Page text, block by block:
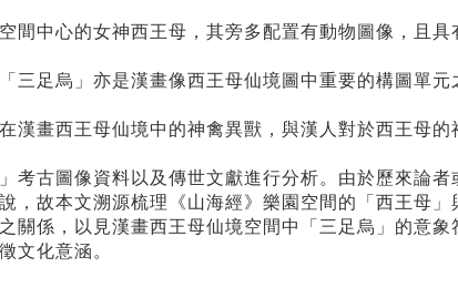
間中心的女神西王母，其旁多配置有動物圖像，且具
三足烏」亦是漢畫像西王母仙境圖中重要的構圖單元
漢畫西王母仙境中的神禽異獸，與漢人對於西王母的
考古圖像資料以及傳世文獻進行分析。由於歷來論者
，故本文溯源梳理《山海經》樂園空間的「西王母」
關係，以見漢畫西王母仙境空間中「三足烏」的意象
文化意涵。